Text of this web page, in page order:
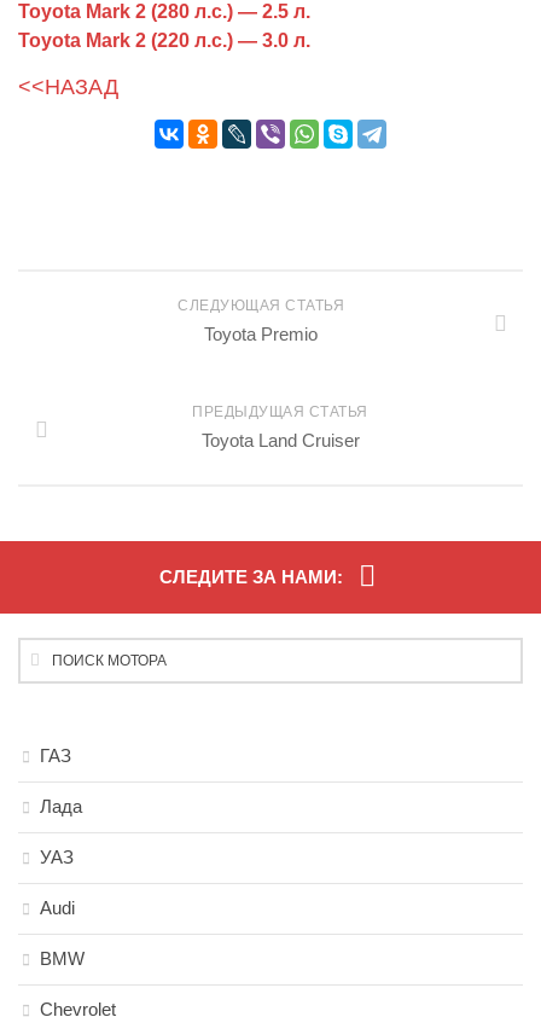
Toyota Mark 2 (280 л.с.) — 2.5 л.
Toyota Mark 2 (220 л.с.) — 3.0 л.
<<НАЗАД
СЛЕДУЮЩАЯ СТАТЬЯ
Toyota Premio
ПРЕДЫДУЩАЯ СТАТЬЯ
Toyota Land Cruiser
СЛЕДИТЕ ЗА НАМИ:
ГАЗ
Лада
УАЗ
Audi
BMW
Chevrolet